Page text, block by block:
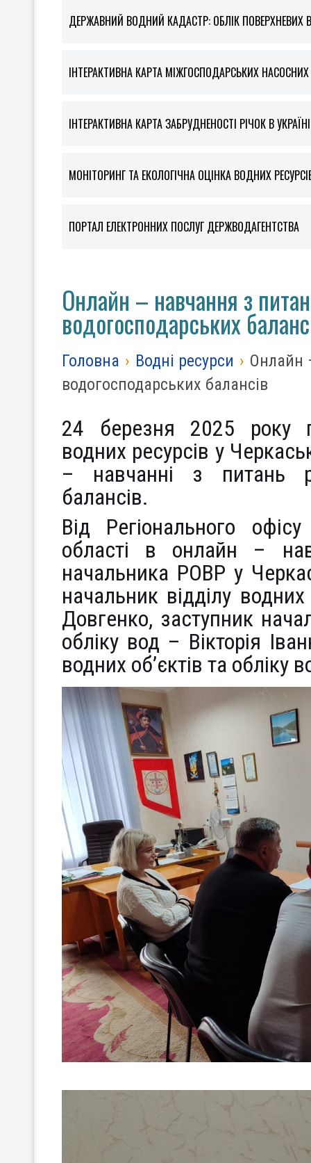
ДЕРЖАВНИЙ ВОДНИЙ КАДАСТР: ОБЛІК ПОВЕРХНЕВИХ
ІНТЕРАКТИВНА КАРТА МІЖГОСПОДАРСЬКИХ
ІНТЕРАКТИВНА КАРТА ЗАБРУДНЕНОСТІ РІЧОК В УКРАЇНІ
МОНІТОРИНГ ТА ЕКОЛОГІЧНА ОЦІНКА ВОДНИХ
ПОРТАЛ ЕЛЕКТРОННИХ ПОСЛУГ ДЕРЖВОДАГЕНТСТВА
Онлайн – навчання з
водогосподарських
Головна › Водні ресурси › Онлайн
водогосподарських балансів
24 березня 2025 року
водних ресурсів у
– навчанні з питань
балансів.
Від Регіонального
області в онлайн –
начальника РОВР у
начальник відділу
Довгенко, заступник
обліку вод – Вікторія
водних об’єктів та